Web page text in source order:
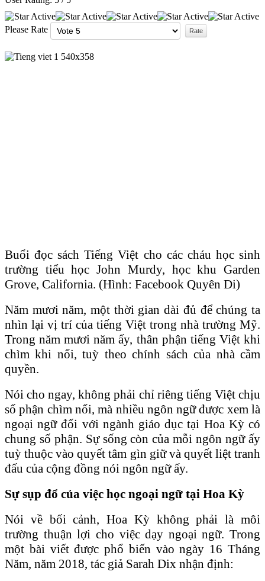
Please Rate
Buổi đọc sách Tiếng Việt cho các cháu học sinh
trường tiểu học John Murdy, học khu Garden
Grove, California. (Hình: Facebook Quyên Di)
Năm mươi năm, một thời gian dài đủ để chúng ta
nhìn lại vị trí của tiếng Việt trong nhà trường Mỹ.
Trong năm mươi năm ấy, thân phận tiếng Việt khi
chìm khi nổi, tuỳ theo chính sách của nhà cầm
quyền.
Nói cho ngay, không phải chỉ riêng tiếng Việt chịu
số phận chìm nổi, mà nhiều ngôn ngữ được xem là
ngoại ngữ đối với ngành giáo dục tại Hoa Kỳ có
chung số phận. Sự sống còn của mỗi ngôn ngữ ấy
tuỳ thuộc vào quyết tâm gìn giữ và quyết liệt tranh
đấu của cộng đồng nói ngôn ngữ ấy.
Sự sụp đổ của việc học ngoại ngữ tại Hoa Kỳ
Nói về bối cảnh, Hoa Kỳ không phải là môi
trường thuận lợi cho việc dạy ngoại ngữ. Trong
một bài viết được phổ biến vào ngày 16 Tháng
Năm, năm 2018, tác giả Sarah Dix nhận định: